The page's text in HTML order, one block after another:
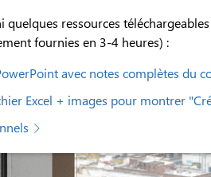
quelques ressources
fournies en 3-4 heures) :
avec notes complètes du
Excel + images pour montrer